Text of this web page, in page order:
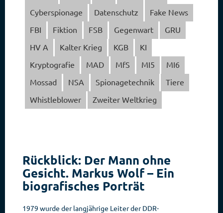
Cyberspionage
Datenschutz
Fake News
FBI
Fiktion FSB Gegenwart
GRU
HV A
Kalter Krieg KGB
KI
Kryptografie
MAD MfS MI5
MI6
Mossad
NSA Spionagetechnik
Tiere
Whistleblower
Zweiter Weltkrieg
Rückblick: Der Mann ohne
Gesicht. Markus Wolf – Ein
biografisches Porträt
1979 wurde der langjährige Leiter der DDR-